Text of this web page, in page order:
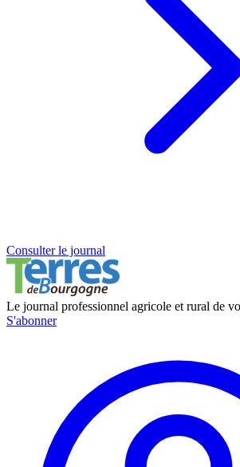
Consulter le journal
Le journal professionnel agricole et rural de
S'abonner